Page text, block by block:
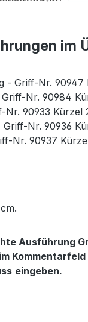
im
- Griff-Nr. 90947
Nr. 90984
Nr. 90933 Kürzel
Griff-Nr. 90936
Nr. 90937
Ausführung
Kommentarfeld
eingeben.